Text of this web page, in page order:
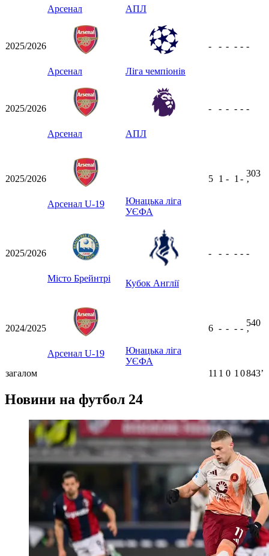
Арсенал АПЛ
2025/2026
Арсенал Ліга чемпіонів
- - - - - -
2025/2026
Арсенал АПЛ
- - - - - -
2025/2026
Арсенал U-19
Юнацька ліга
УЄФА
5 1 - 1 -
303
ʼ
2025/2026
Місто Брейнтрі Кубок Англії
- - - - - -
2024/2025
Арсенал U-19
Юнацька ліга
УЄФА
6 - - - -
540
ʼ
загалом 11 1 0 1 0843ʼ
Новини на футбол 24